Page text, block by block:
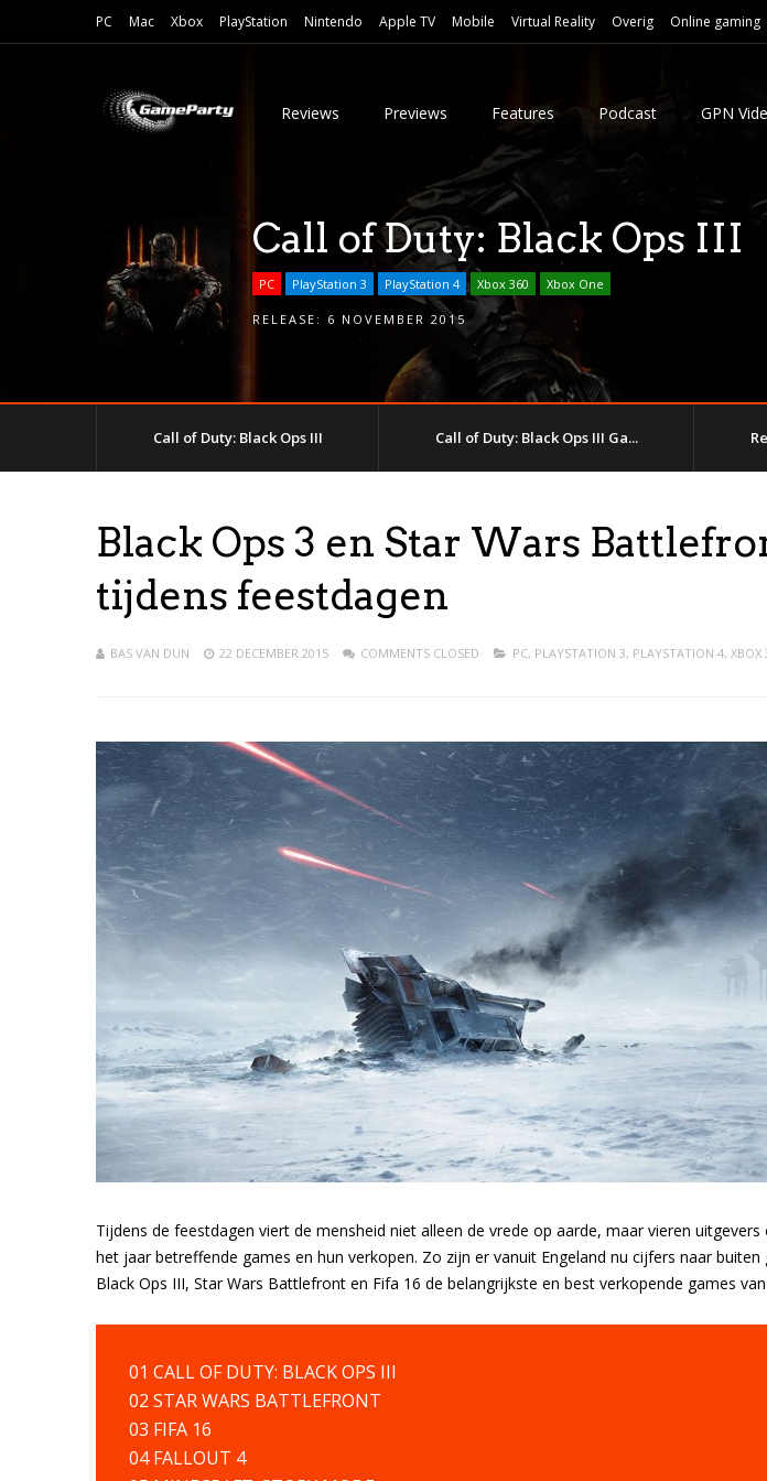
PC Mac Xbox PlayStation Nintendo Apple TV Mobile Virtual Reality Overig Online gaming
Reviews Previews Features Podcast GPN
Call of Duty: Black Ops III
PC PlayStation 3 PlayStation 4 Xbox 360 Xbox One
RELEASE: 6 NOVEMBER 2015
Call of Duty: Black Ops III Call of Duty: Black Ops III Ga...
Black Ops 3 en Star Wars
tijdens feestdagen
BAS VAN DUN 22 DECEMBER 2015 COMMENTS CLOSED PC, PLAYSTATION 3, PLAYSTATION 4, XBOX
Tijdens de feestdagen viert de mensheid niet alleen de vrede op aarde, maar vieren
het jaar betreffende games en hun verkopen. Zo zijn er vanuit Engeland nu cijfers naar
Black Ops III, Star Wars Battlefront en Fifa 16 de belangrijkste en best verkopende games
01 CALL OF DUTY: BLACK OPS III
02 STAR WARS BATTLEFRONT
03 FIFA 16
04 FALLOUT 4